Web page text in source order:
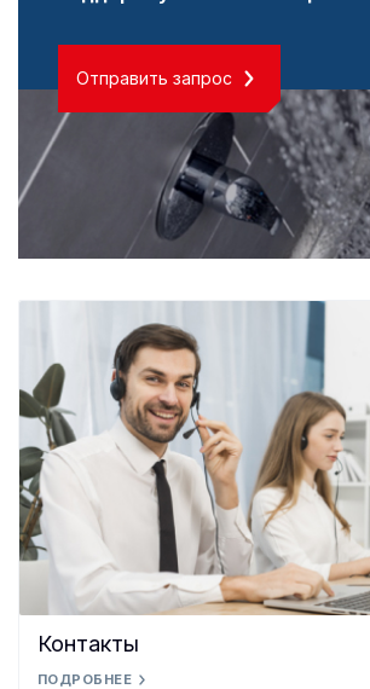
Отправить запрос
Контакты
ПОДРОБНЕЕ